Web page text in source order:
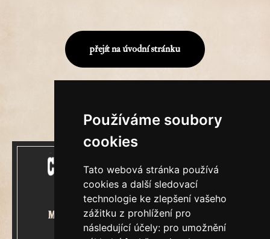
Používáme soubory
cookies
Tato webová stránka používá
cookies a další sledovací
technologie ke zlepšení vašeho
zážitku z prohlížení pro
následující účely: pro umožnění
přejít na úvodní stránku
Mecenášem Cimrmanova Zpravodaje
je společnost